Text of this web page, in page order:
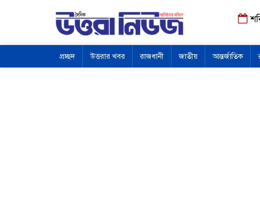
প্রচ্ছদ উত্তরার খবর রাজধানী জাতীয় আন্তর্জাতিক